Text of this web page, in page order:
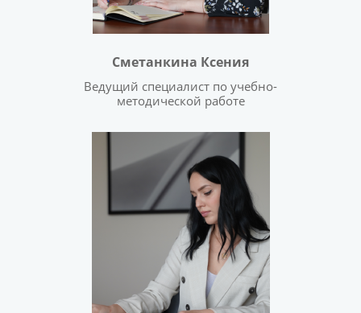
Сметанкина Ксения
Ведущий специалист по учебно-
методической работе